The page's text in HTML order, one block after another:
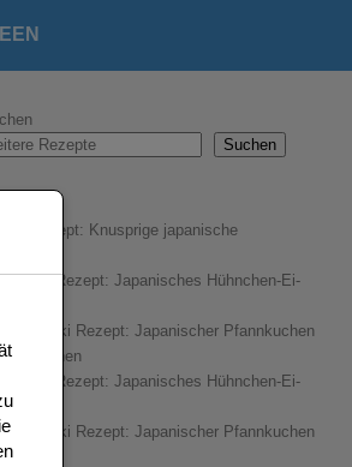
Suchen
Rezept: Knusprige japanische
Rezept: Japanisches Hühnchen-Ei-
Rezept: Japanischer Pfannkuchen
machen
Rezept: Japanisches Hühnchen-Ei-
Rezept: Japanischer Pfannkuchen